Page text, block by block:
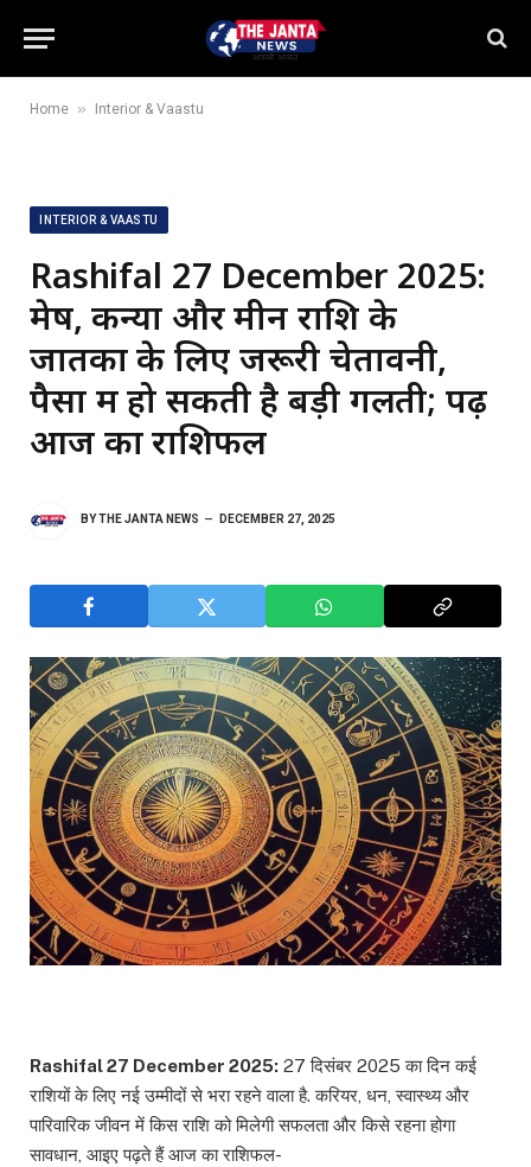
Home » Interior & Vaastu
INTERIOR & VAASTU
Rashifal 27 December 2025:
मेष, कन्या और मीन राशि के
जातकों के लिए जरूरी चेतावनी,
पैसों में हो सकती है बड़ी गलती; पढ़ें
आज का राशिफल
BYTHE JANTA NEWS DECEMBER 27, 2025
Rashifal 27 December 2025: 27 दिसंबर 2025 का दिन कई
राशियों के लिए नई उम्मीदों से भरा रहने वाला है. करियर, धन, स्वास्थ्य और
पारिवारिक जीवन में किस राशि को मिलेगी सफलता और किसे रहना होगा
सावधान, आइए पढ़ते हैं आज का राशिफल-